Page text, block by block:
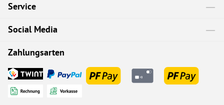
Service
Social Media
Zahlungsarten